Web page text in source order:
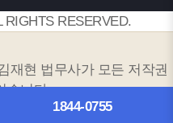
1844-0755
RESERVED.
재현 법무사가 모든 저작권
습니다.